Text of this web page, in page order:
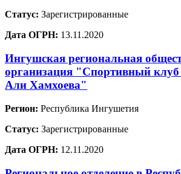
Статус: Зарегистрированные
Дата ОГРН: 13.11.2020
Ингушская региональная
организация "Спортивный
Али Хамхоева"
Регион: Республика Ингушетия
Статус: Зарегистрированные
Дата ОГРН: 12.11.2020